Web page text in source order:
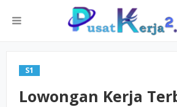
S1
Lowongan Kerja